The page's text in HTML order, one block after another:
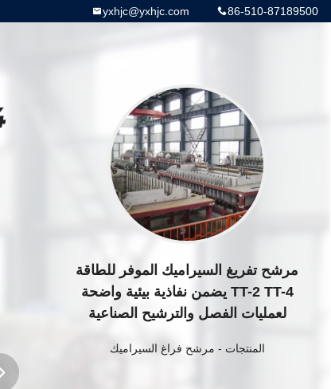
86-510-87189500
yxhjc@yxhjc.com
مرشح تفريغ السيراميك الموفر للطاقة
TT-2 TT-4 يضمن نفاذية بيئية واضحة
لعمليات الفصل والترشيح الصناعية
المنتجات - مرشح فراغ السيراميك